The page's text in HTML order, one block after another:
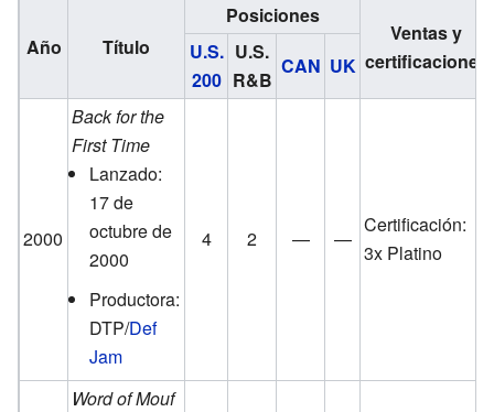
Año Título
Posiciones
Ventas y
certificaciones
U.S.
200
U.S.
R&B
CAN UK
2000
Back for the
First Time
Lanzado:
17 de
octubre de
2000
Productora:
DTP/Def
Jam
4 2 — —
Certificación:
3x Platino
Word of Mouf